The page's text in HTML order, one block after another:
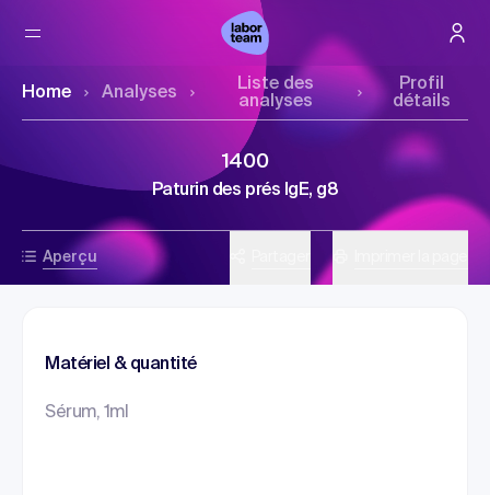
Home Analyses
Liste des
analyses
Profil
détails
Aperçu
1400
Paturin des prés IgE, g8
Matériel & quantité
Sérum, 1ml